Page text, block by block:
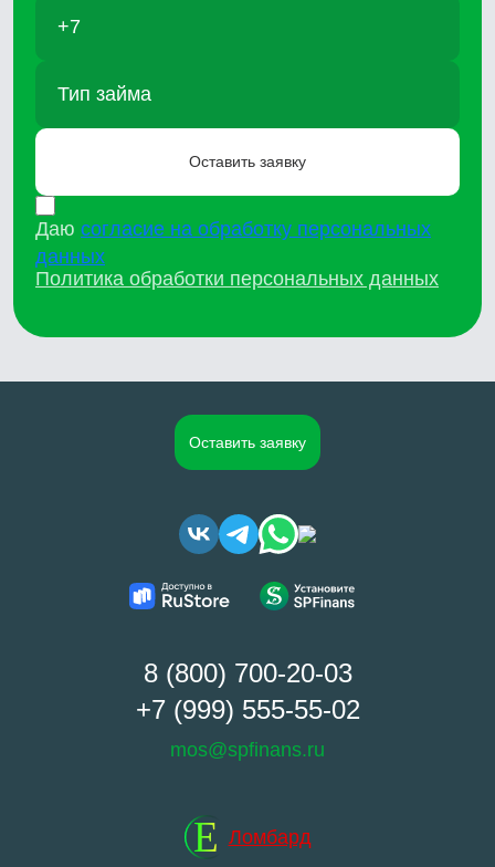
Даю согласие на обработку персональных
данных
Политика обработки персональных данных
Оставить заявку
8 (800) 700-20-03
+7 (999) 555-55-02
E Ломбард
mos@spfinans.ru